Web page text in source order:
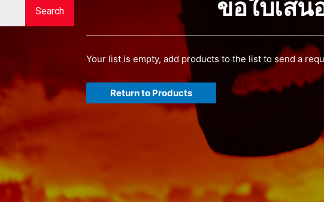
Search ขอใบเสน
Your list is empty, add products to the list to send a
Return to Products